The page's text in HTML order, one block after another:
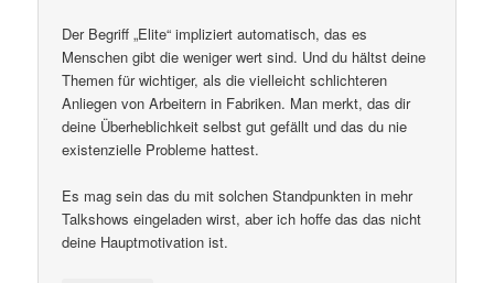
Der Begriff „Elite“ impliziert automatisch, das es
Menschen gibt die weniger wert sind. Und du hältst deine
Themen für wichtiger, als die vielleicht schlichteren
Anliegen von Arbeitern in Fabriken. Man merkt, das dir
deine Überheblichkeit selbst gut gefällt und das du nie
existenzielle Probleme hattest.
Es mag sein das du mit solchen Standpunkten in mehr
Talkshows eingeladen wirst, aber ich hoffe das das nicht
deine Hauptmotivation ist.